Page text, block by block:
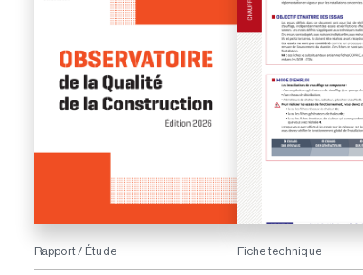
Rapport / Étude Fiche technique